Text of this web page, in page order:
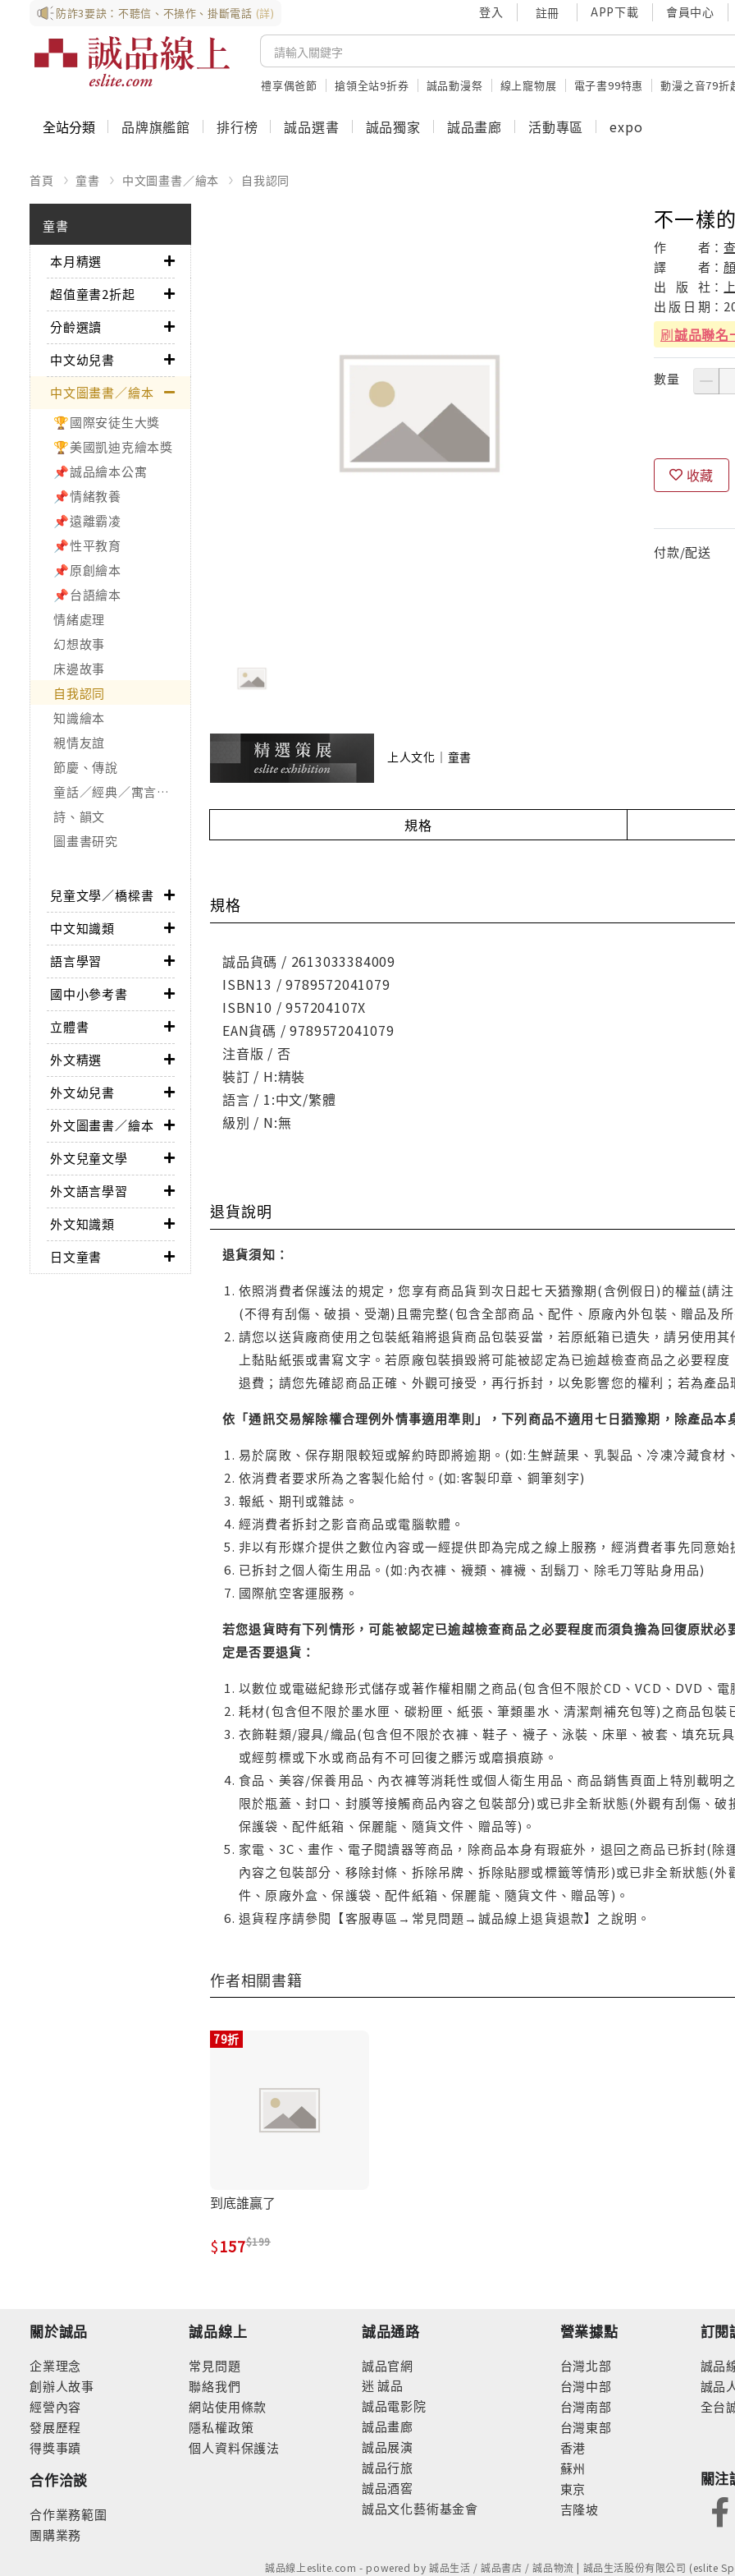
防詐3要訣：不聽信、不操作、掛斷電話 (詳) 登入 註冊 APP下載 會員中心
禮享偶爸節 搶領全站9折券 誠品動漫祭 線上寵物展 電子書99特惠 動漫之音79折
全站分類 品牌旗艦館 排行榜 誠品選書 誠品獨家 誠品畫廊 活動專區 expo
首頁 童書 中文圖畫書／繪本 自我認同
童書
本月精選
超值童書2折起
分齡選讀
中文幼兒書
中文圖畫書／繪本
🏆國際安徒生大獎
🏆美國凱迪克繪本獎
📌誠品繪本公寓
📌情緒教養
📌遠離霸凌
📌性平教育
📌原創繪本
📌台語繪本
情緒處理
幻想故事
床邊故事
自我認同
知識繪本
親情友誼
節慶、傳說
童話／經典／寓言故事
詩、韻文
圖畫書研究
兒童文學／橋樑書
中文知識類
語言學習
國中小參考書
立體書
外文精選
外文幼兒書
外文圖畫書／繪本
外文兒童文學
外文語言學習
外文知識類
日文童書
上人文化｜童書
不一樣
作 者：
譯
者：
出
版 社：
出 版 日 期：
刷誠品聯名
數量
收藏
付款/配送
規格
規格
誠品貨碼 / 2613033384009
ISBN13 / 9789572041079
ISBN10 / 957204107X
EAN貨碼 / 9789572041079
注音版 / 否
裝訂 / H:精裝
語言 / 1:中文/繁體
級別 / N:無
退貨說明
退貨須知：
依照消費者保護法的規定，您享有商品貨到次日起七天猶豫期(含例假日)的權益(請
(不得有刮傷、破損、受潮)且需完整(包含全部商品、配件、原廠內外包裝、贈品及
請您以送貨廠商使用之包裝紙箱將退貨商品包裝妥當，若原紙箱已遺失，請另使用
上黏貼紙張或書寫文字。若原廠包裝損毀將可能被認定為已逾越檢查商品之必要程
退費；請您先確認商品正確、外觀可接受，再行拆封，以免影響您的權利；若為產
依「通訊交易解除權合理例外情事適用準則」，下列商品不適用七日猶豫期，除產品本
易於腐敗、保存期限較短或解約時即將逾期。(如:生鮮蔬果、乳製品、冷凍冷藏食材
依消費者要求所為之客製化給付。(如:客製印章、鋼筆刻字)
報紙、期刊或雜誌。
經消費者拆封之影音商品或電腦軟體。
非以有形媒介提供之數位內容或一經提供即為完成之線上服務，經消費者事先同意
已拆封之個人衛生用品。(如:內衣褲、襪類、褲襪、刮鬍刀、除毛刀等貼身用品)
國際航空客運服務。
若您退貨時有下列情形，可能被認定已逾越檢查商品之必要程度而須負擔為回復原狀
定是否要退貨：
以數位或電磁紀錄形式儲存或著作權相關之商品(包含但不限於CD、VCD、DVD、
耗材(包含但不限於墨水匣、碳粉匣、紙張、筆類墨水、清潔劑補充包等)之商品包
衣飾鞋類/寢具/織品(包含但不限於衣褲、鞋子、襪子、泳裝、床單、被套、填充玩
或經剪標或下水或商品有不可回復之髒污或磨損痕跡。
食品、美容/保養用品、內衣褲等消耗性或個人衛生用品、商品銷售頁面上特別載明
限於瓶蓋、封口、封膜等接觸商品內容之包裝部分)或已非全新狀態(外觀有刮傷、
保護袋、配件紙箱、保麗龍、隨貨文件、贈品等)。
家電、3C、畫作、電子閱讀器等商品，除商品本身有瑕疵外，退回之商品已拆封(
內容之包裝部分、移除封條、拆除吊牌、拆除貼膠或標籤等情形)或已非全新狀態(
件、原廠外盒、保護袋、配件紙箱、保麗龍、隨貨文件、贈品等)。
退貨程序請參閱【客服專區→常見問題→誠品線上退貨退款】之說明。
作者相關書籍
79折
到底誰贏了
157 199
關於誠品
企業理念
創辦人故事
經營內容
發展歷程
得獎事蹟
合作洽談
合作業務範圍
團購業務
誠品線上
常見問題
聯絡我們
網站使用條款
隱私權政策
個人資料保護法
誠品通路
誠品官網
迷 誠品
誠品電影院
誠品畫廊
誠品展演
誠品行旅
誠品酒窖
誠品文化藝術基金會
營業據點
台灣北部
台灣中部
台灣南部
台灣東部
香港
蘇州
東京
吉隆坡
訂閱
誠品
誠品
全台
關注
誠品線上eslite.com - powered by 誠品生活 / 誠品書店 / 誠品物流 | 誠品生活股份有限公司 (eslite